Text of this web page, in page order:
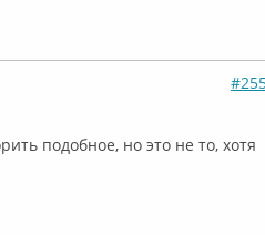
подобное, но это не то, хотя